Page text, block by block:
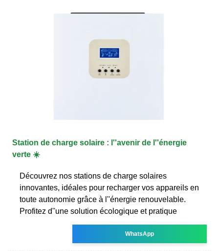
Station de charge solaire : l''avenir de l''énergie
verte ☀️
Découvrez nos stations de charge solaires
innovantes, idéales pour recharger vos appareils en
toute autonomie grâce à l''énergie renouvelable.
Profitez d''une solution écologique et pratique
WhatsApp